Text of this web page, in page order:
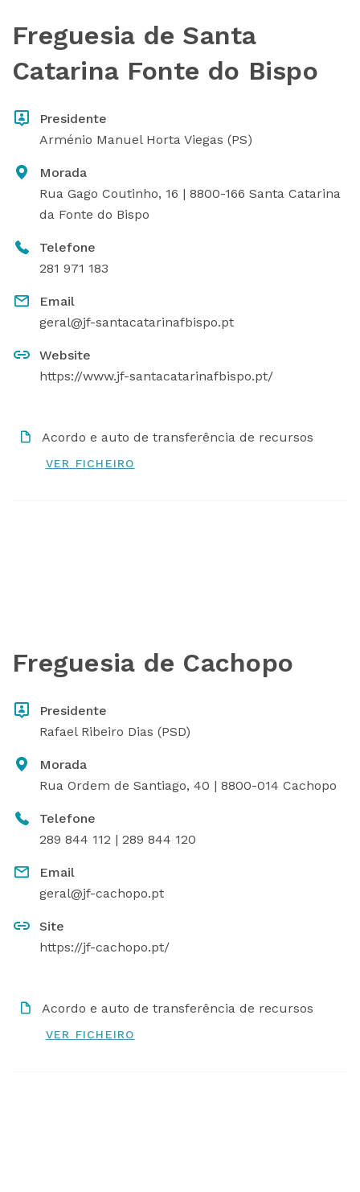
Freguesia de Santa
Catarina Fonte do Bispo
Presidente
Arménio Manuel Horta Viegas (PS)
Morada
Rua Gago Coutinho, 16 | 8800-166 Santa Catarina
da Fonte do Bispo
Telefone
281 971 183
Email
geral@jf-santacatarinafbispo.pt
Website
https://www.jf-santacatarinafbispo.pt/
Acordo e auto de transferência de recursos
Freguesia de Cachopo
Presidente
Rafael Ribeiro Dias (PSD)
Morada
Rua Ordem de Santiago, 40 | 8800-014 Cachopo
Telefone
289 844 112 | 289 844 120
Email
geral@jf-cachopo.pt
Site
https://jf-cachopo.pt/
Acordo e auto de transferência de recursos